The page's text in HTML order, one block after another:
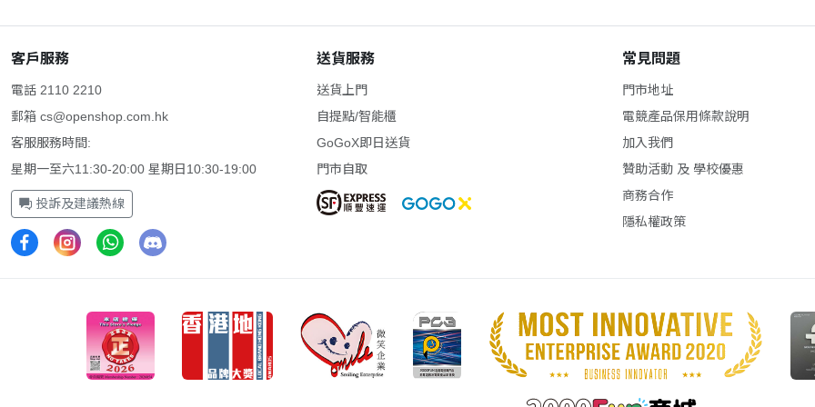
客戶服務
電話 2110 2210
郵箱 cs@openshop.com.hk
客服服務時間:
星期一至六11:30-20:00 星期日10:30-19:00
投訴及建議熱線
送貨服務
送貨上門
自提點/智能櫃
GoGoX即日送貨
門市自取
常見問題
門市地址
電競產品保用條款說明
加入我們
贊助活動 及 學校優惠
商務合作
隱私權政策